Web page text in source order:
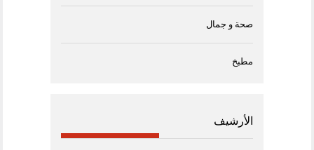
صحة و جمال
مطبخ
الأرشيف